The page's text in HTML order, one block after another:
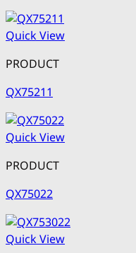
Quick View
PRODUCT
QX75211
Quick View
PRODUCT
QX75022
Quick View